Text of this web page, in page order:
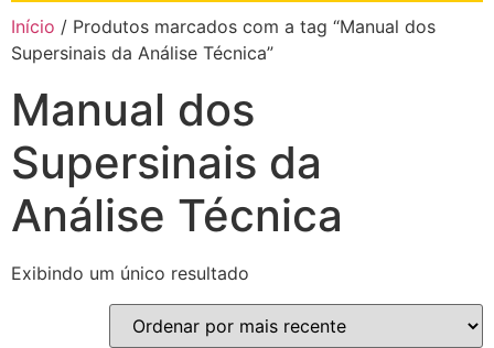
Início / Produtos marcados com a tag “Manual dos
Supersinais da Análise Técnica”
Manual dos
Supersinais da
Análise Técnica
Exibindo um único resultado